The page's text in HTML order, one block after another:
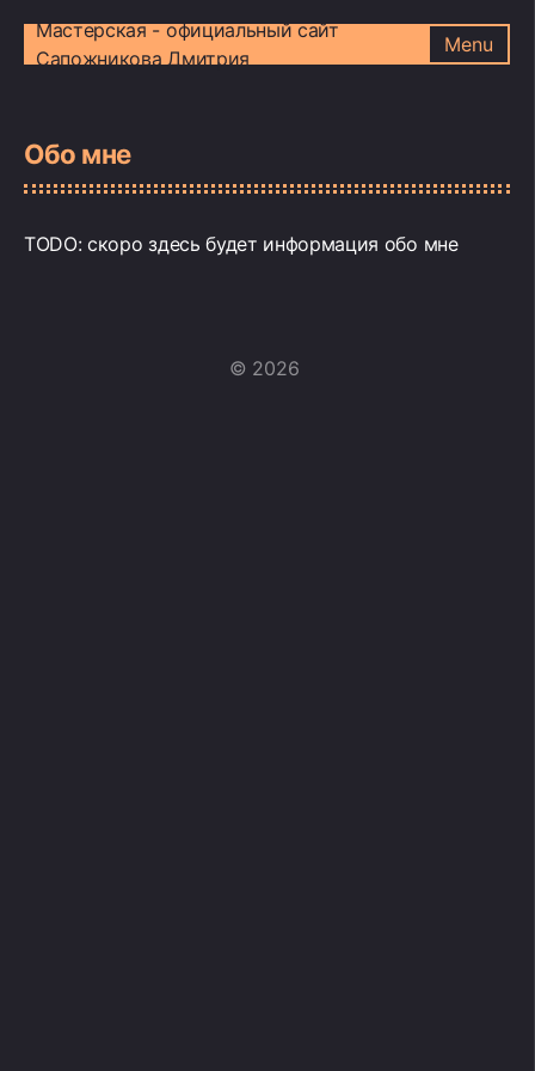
Мастерская - официальный сайт
Сапожникова Дмитрия
Menu
Обо мне
TODO: скоро здесь будет информация обо мне
© 2026